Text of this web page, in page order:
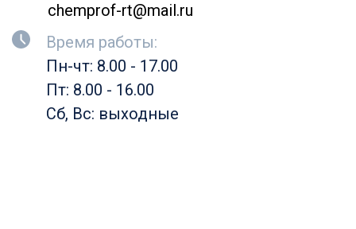
chemprof-rt@mail.ru
Время работы:
Пн-чт: 8.00 - 17.00
Пт: 8.00 - 16.00
Сб, Вс: выходные